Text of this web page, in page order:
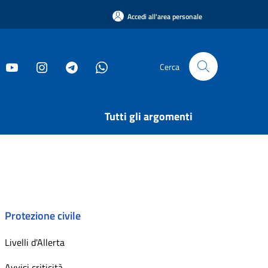
Accedi all'area personale
Cerca
Tutti gli argomenti
Protezione civile
Livelli d'Allerta